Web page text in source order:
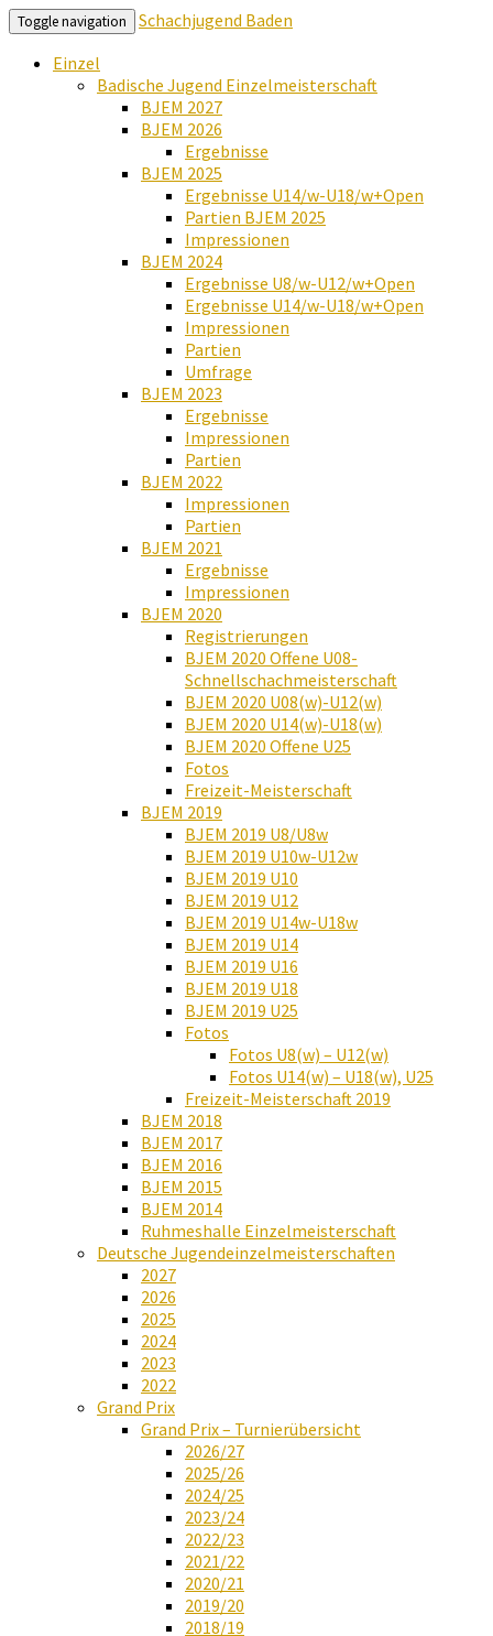
Toggle navigation
Schachjugend Baden
Einzel
Badische Jugend Einzelmeisterschaft
BJEM 2027
BJEM 2026
Ergebnisse
BJEM 2025
Ergebnisse U14/w-U18/w+Open
Partien BJEM 2025
Impressionen
BJEM 2024
Ergebnisse U8/w-U12/w+Open
Ergebnisse U14/w-U18/w+Open
Impressionen
Partien
Umfrage
BJEM 2023
Ergebnisse
Impressionen
Partien
BJEM 2022
Impressionen
Partien
BJEM 2021
Ergebnisse
Impressionen
BJEM 2020
Registrierungen
BJEM 2020 Offene U08-
Schnellschachmeisterschaft
BJEM 2020 U08(w)-U12(w)
BJEM 2020 U14(w)-U18(w)
BJEM 2020 Offene U25
Fotos
Freizeit-Meisterschaft
BJEM 2019
BJEM 2019 U8/U8w
BJEM 2019 U10w-U12w
BJEM 2019 U10
BJEM 2019 U12
BJEM 2019 U14w-U18w
BJEM 2019 U14
BJEM 2019 U16
BJEM 2019 U18
BJEM 2019 U25
Fotos
Fotos U8(w) – U12(w)
Fotos U14(w) – U18(w), U25
Freizeit-Meisterschaft 2019
BJEM 2018
BJEM 2017
BJEM 2016
BJEM 2015
BJEM 2014
Ruhmeshalle Einzelmeisterschaft
Deutsche Jugendeinzelmeisterschaften
2027
2026
2025
2024
2023
2022
Grand Prix
Grand Prix – Turnierübersicht
2026/27
2025/26
2024/25
2023/24
2022/23
2021/22
2020/21
2019/20
2018/19